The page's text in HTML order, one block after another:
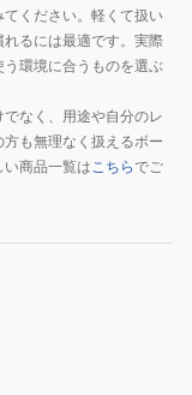
ください。軽くて扱い
るには最適です。実際
環境に合うものを選ぶ
なく、用途や自分のレ
も無理なく扱えるボー
商品一覧はこちらでご